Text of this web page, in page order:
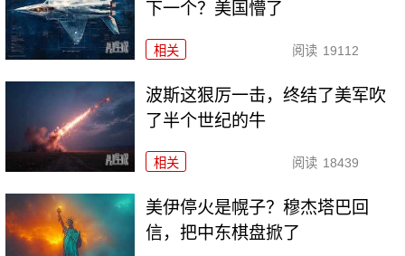
下一个？美国懵了
相关 阅读 19112
波斯这狠厉一击，终结了美军吹
了半个世纪的牛
相关 阅读 18439
美伊停火是幌子？穆杰塔巴回
信，把中东棋盘掀了